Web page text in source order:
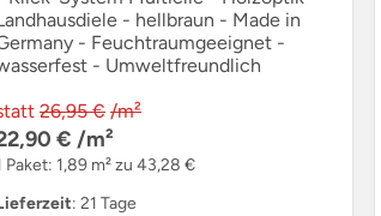
- hellbraun - Made in
- Feuchtraumgeeignet -
- Umweltfreundlich
26,95 € /m²
€ /m²
Paket: 1,89 m² zu 43,28 €
: 21 Tage